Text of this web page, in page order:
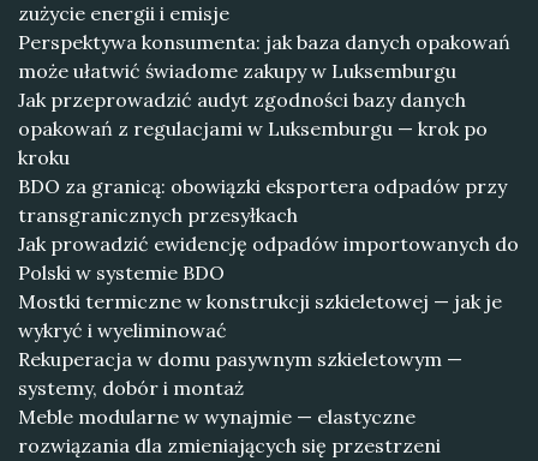
zużycie energii i emisje
Perspektywa konsumenta: jak baza danych opakowań
może ułatwić świadome zakupy w Luksemburgu
Jak przeprowadzić audyt zgodności bazy danych
opakowań z regulacjami w Luksemburgu — krok po
kroku
BDO za granicą: obowiązki eksportera odpadów przy
transgranicznych przesyłkach
Jak prowadzić ewidencję odpadów importowanych do
Polski w systemie BDO
Mostki termiczne w konstrukcji szkieletowej — jak je
wykryć i wyeliminować
Rekuperacja w domu pasywnym szkieletowym —
systemy, dobór i montaż
Meble modularne w wynajmie — elastyczne
rozwiązania dla zmieniających się przestrzeni